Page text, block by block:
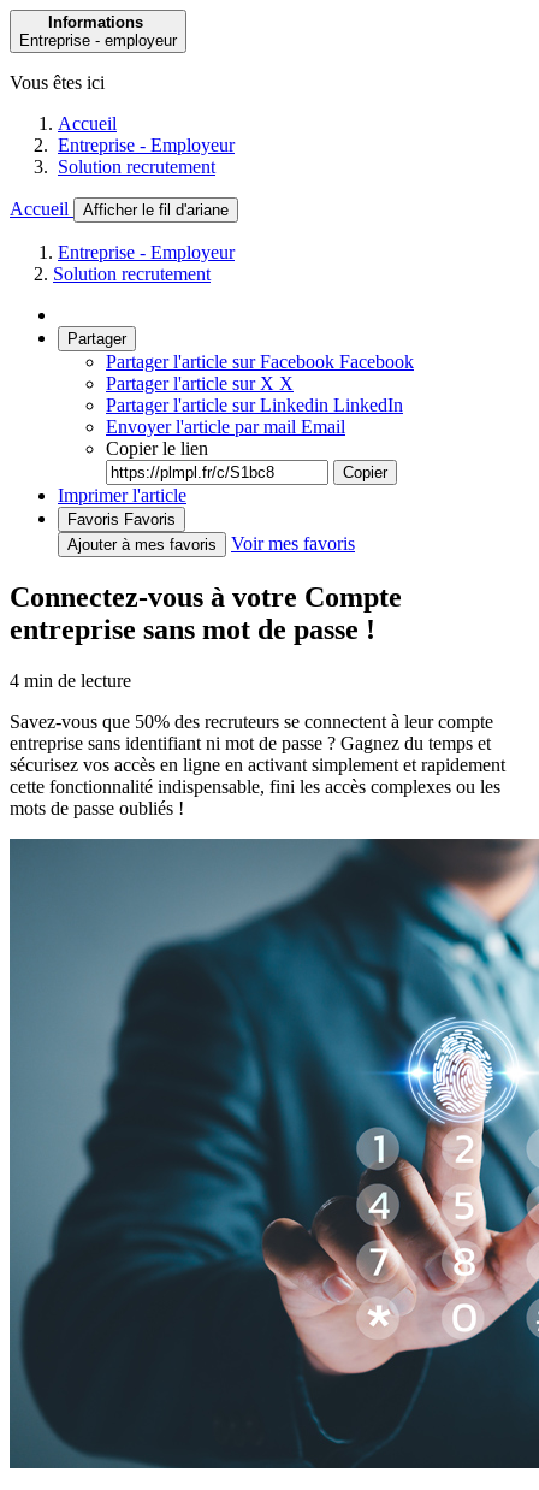
Informations
Entreprise - employeur
Vous êtes ici
Accueil
Entreprise - Employeur
Solution recrutement
Accueil Afficher le fil d'ariane
Entreprise - Employeur
Solution recrutement
Partager
Partager l'article sur Facebook Facebook
Partager l'article sur X X
Partager l'article sur Linkedin LinkedIn
Envoyer l'article par mail Email
Copier le lien
Copier
Imprimer l'article
Favoris Favoris
Ajouter à mes favoris
Voir mes favoris
Connectez-vous à votre Compte
entreprise sans mot de passe !
4 min de lecture
Savez-vous que 50% des recruteurs se connectent à leur compte
entreprise sans identifiant ni mot de passe ? Gagnez du temps et
sécurisez vos accès en ligne en activant simplement et rapidement
cette fonctionnalité indispensable, fini les accès complexes ou les
mots de passe oubliés !